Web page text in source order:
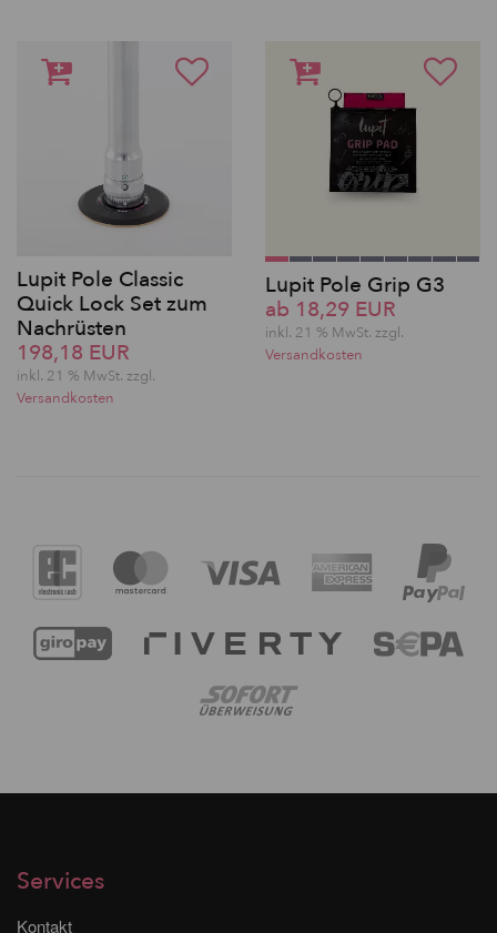
Lupit Pole Classic
Quick Lock Set zum
Nachrüsten
198,18 EUR
inkl. 21 % MwSt. zzgl.
Versandkosten
Lupit Pole Grip G3
ab 18,29 EUR
inkl. 21 % MwSt. zzgl.
Versandkosten
Services
Kontakt